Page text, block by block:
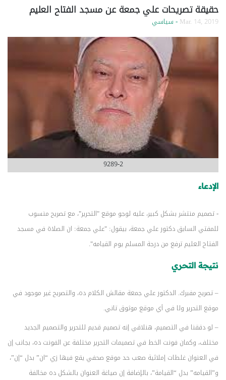
حقيقة تصريحات علي جمعة عن مسجد الفتاح العليم
Mar. 14, 2019 - سياسي
9289-2
الإدعاء
- تصميم منتشر بشكل كبير، عليه لوجو موقع "التحرير"، مع تصريح منسوب
للمفتي السابق دكتور علي جمعة، بيقول: "علي جمعة: ان الصلاة في مسجد
الفتاح العليم ترفع من درجة المسلم يوم القيامه".
نتيجة التحري
– تصريح مفبرك. الدكتور علي جمعة مقالش الكلام ده، والتصريح غير موجود في
موقع التحرير ولا في أي موقع موثوق تاني.
– لو دققنا في التصميم، هنلاقي إنه تصميم قديم للتحرير والتصميم الجديد
مختلف، وكمان فونت الخط في تصميمات التحرير مختلفة عن الفونت ده، بجانب إن
في العنوان غلطات إملائية صعب حد موقع صحفي يقع فيها زي “ان” بدل “إن”،
و”القيامه” بدل “القيامة”، بالإضافة إن صياغة العنوان بالشكل ده مخالفة